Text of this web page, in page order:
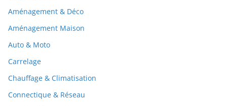
Aménagement & Déco
Aménagement Maison
Auto & Moto
Carrelage
Chauffage & Climatisation
Connectique & Réseau